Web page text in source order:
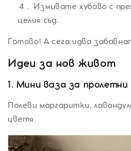
Измивате хубаво с
целия съд.
Готово! А сега идва
Идеи за нов живот
1. Мини ваза за пролетни
Полеви маргаритки,
цветя.